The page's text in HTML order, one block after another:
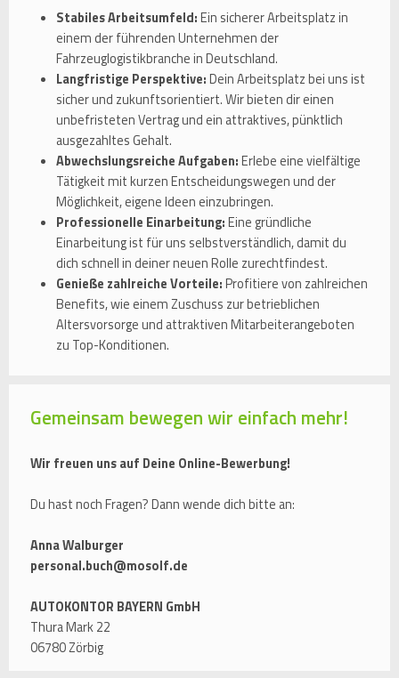
Stabiles Arbeitsumfeld:Ein sicherer Arbeitsplatz in
einem der führenden Unternehmen der
Fahrzeuglogistikbranche in Deutschland.
Langfristige Perspektive:Dein Arbeitsplatz bei uns ist
sicher und zukunftsorientiert. Wir bieten dir einen
unbefristeten Vertrag und ein attraktives, pünktlich
ausgezahltes Gehalt.
Abwechslungsreiche Aufgaben:Erlebe eine vielfältige
Tätigkeit mit kurzen Entscheidungswegen und der
Möglichkeit, eigene Ideen einzubringen.
Professionelle Einarbeitung:Eine gründliche
Einarbeitung ist für uns selbstverständlich, damit du
dich schnell in deiner neuen Rolle zurechtfindest.
Genieße zahlreiche Vorteile:Profitiere von zahlreichen
Benefits, wie einem Zuschuss zur betrieblichen
Altersvorsorge und attraktiven Mitarbeiterangeboten
zu Top-Konditionen.
Gemeinsam bewegen wir einfach mehr!
Wir freuen uns auf Deine Online-Bewerbung!
Du hast noch Fragen? Dann wende dich bitte an:
Anna Walburger
personal.buch@mosolf.de
AUTOKONTOR BAYERN GmbH
Thura Mark 22
06780 Zörbig